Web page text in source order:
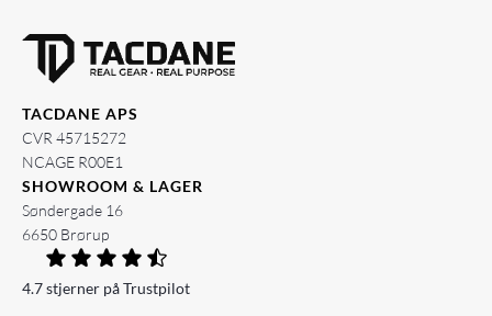
TACDANE APS
CVR 45715272
NCAGE R00E1
SHOWROOM & LAGER
Søndergade 16
6650 Brørup
4.7 stjerner på Trustpilot